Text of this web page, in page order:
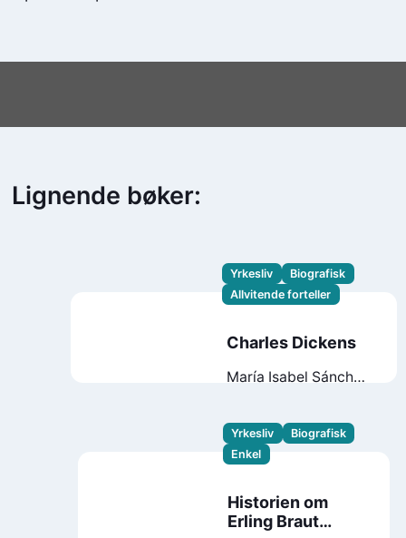
Lignende bøker:
Yrkesliv
Biografisk
Allvitende forteller
Charles Dickens
María Isabel Sánchez
Yrkesliv
Biografisk
Enkel
Historien om
Erling Braut